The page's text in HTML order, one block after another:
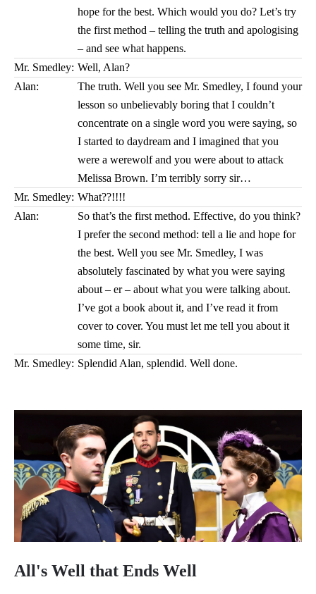
hope for the best. Which would you do? Let’s try
the first method – telling the truth and apologising
– and see what happens.
Mr. Smedley: Well, Alan?
Alan:
The truth. Well you see Mr. Smedley, I found your
lesson so unbelievably boring that I couldn’t
concentrate on a single word you were saying, so
I started to daydream and I imagined that you
were a werewolf and you were about to attack
Melissa Brown. I’m terribly sorry sir…
Mr. Smedley: What??!!!!
Alan:
So that’s the first method. Effective, do you think?
I prefer the second method: tell a lie and hope for
the best. Well you see Mr. Smedley, I was
absolutely fascinated by what you were saying
about – er – about what you were talking about.
I’ve got a book about it, and I’ve read it from
cover to cover. You must let me tell you about it
some time, sir.
Mr. Smedley: Splendid Alan, splendid. Well done.
All's Well that Ends Well